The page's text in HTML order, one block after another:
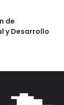
de
y Desarrollo